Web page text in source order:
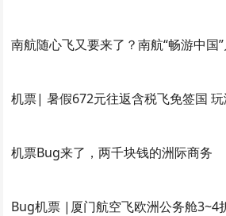
南航随心飞又要来了？南航“畅游中国”
机票| 暑假672元往返含税飞免签国
机票Bug来了，两千块钱的洲际商务
Bug机票 |厦门航空飞欧洲公务舱3~4